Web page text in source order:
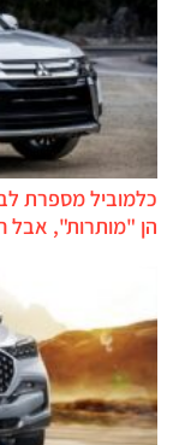
כלמוביל מספרת
הן "מותרות", אבל